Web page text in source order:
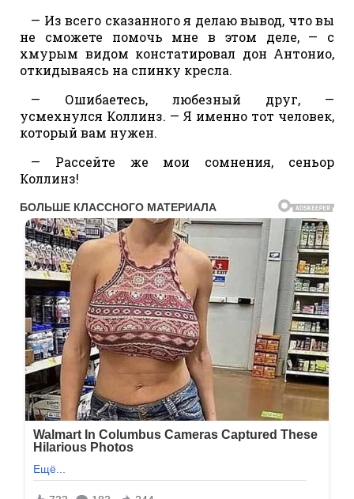
— Из всего сказанного я делаю вывод, что вы
не сможете помочь мне в этом деле, — с
хмурым видом констатировал дон Антонио,
откидываясь на спинку кресла.
— Ошибаетесь, любезный друг, —
усмехнулся Коллинз. — Я именно тот человек,
который вам нужен.
— Рассейте же мои сомнения, сеньор
Коллинз!